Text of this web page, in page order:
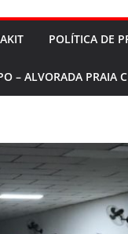
POLÍTICA DE
– ALVORADA PRAIA